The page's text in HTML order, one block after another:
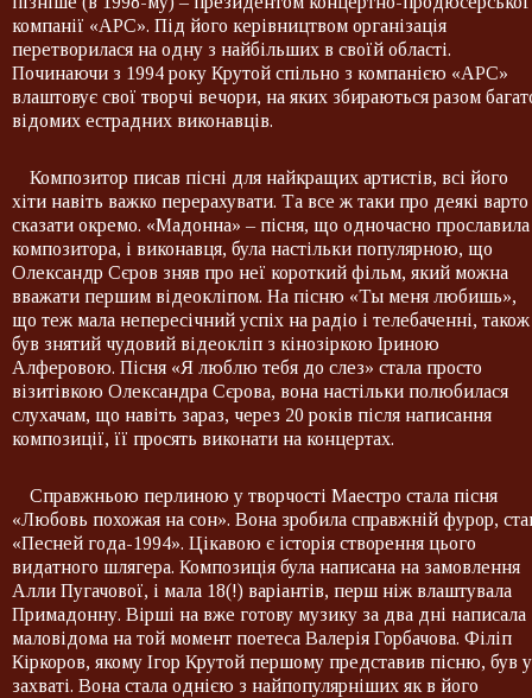
компанії «АРС». Під його керівництвом організація
перетворилася на одну з найбільших в своїй області.
Починаючи з 1994 року Крутой спільно з компанією «АРС»
влаштовує свої творчі вечори, на яких збираються разом
відомих естрадних виконавців.
Композитор писав пісні для найкращих артистів, всі його
хіти навіть важко перерахувати. Та все ж таки про деякі варто
сказати окремо. «Мадонна» – пісня, що одночасно прославила
композитора, і виконавця, була настільки популярною, що
Олександр Сєров зняв про неї короткий фільм, який можна
вважати першим відеокліпом. На пісню «Ты меня любишь»,
що теж мала непересічний успіх на радіо і телебаченні, також
був знятий чудовий відеокліп з кінозіркою Іриною
Алферовою. Пісня «Я люблю тебя до слез» стала просто
візитівкою Олександра Сєрова, вона настільки полюбилася
слухачам, що навіть зараз, через 20 років після написання
композиції, її просять виконати на концертах.
Справжньою перлиною у творчості Маестро стала пісня
«Любовь похожая на сон». Вона зробила справжній фурор,
«Песней года-1994». Цікавою є історія створення цього
видатного шлягера. Композиція була написана на замовлення
Алли Пугачової, і мала 18(!) варіантів, перш ніж влаштувала
Примадонну. Вірші на вже готову музику за два дні написала
маловідома на той момент поетеса Валерія Горбачова. Філіп
Кіркоров, якому Ігор Крутой першому представив пісню, був у
захваті. Вона стала однією з найпопулярніших як в його